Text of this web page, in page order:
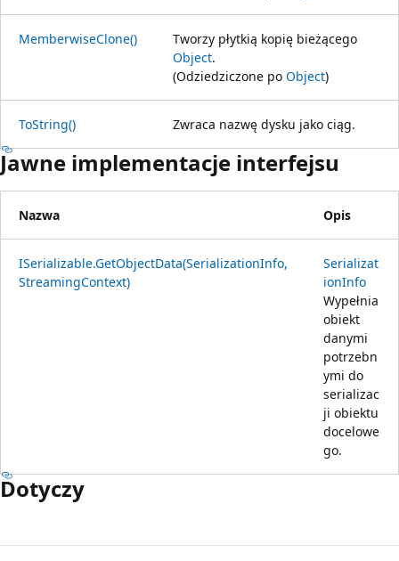
MemberwiseClone()
Tworzy płytkią kopię bieżącego
Object.
(Odziedziczone po Object)
ToString() Zwraca nazwę dysku jako ciąg.
Jawne implementacje interfejsu
Nazwa Opis
ISerializable.GetObjectData(SerializationInfo,
StreamingContext)
Serializat
ionInfo
Wypełnia
obiekt
danymi
potrzebn
ymi do
serializac
ji obiektu
docelowe
go.
Dotyczy